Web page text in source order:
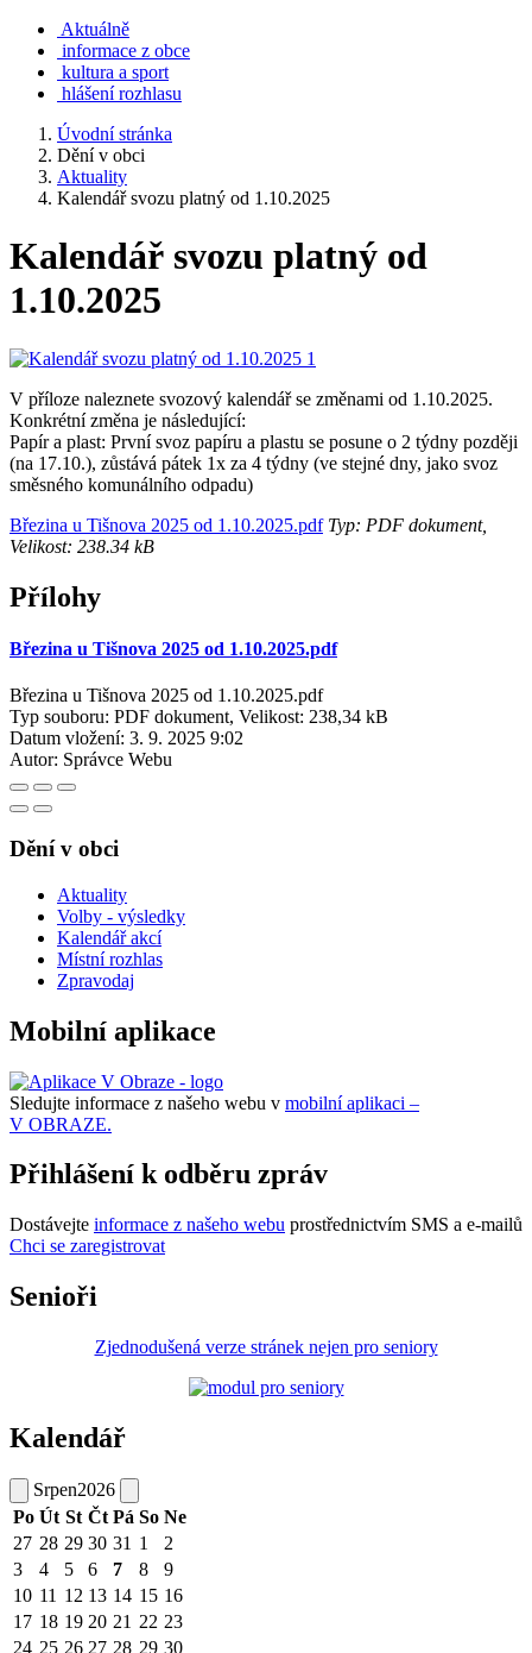
Aktuálně
informace z obce
kultura a sport
hlášení rozhlasu
Úvodní stránka
Dění v obci
Aktuality
Kalendář svozu platný od 1.10.2025
Kalendář svozu platný od
1.10.2025
V příloze naleznete svozový kalendář se změnami od 1.10.2025.
Konkrétní změna je následující:
Papír a plast: První svoz papíru a plastu se posune o 2 týdny později
(na 17.10.), zůstává pátek 1x za 4 týdny (ve stejné dny, jako svoz
směsného komunálního odpadu)
Březina u Tišnova 2025 od 1.10.2025.pdfTyp: PDF dokument,
Velikost: 238.34 kB
Přílohy
Březina u Tišnova 2025 od 1.10.2025.pdf
Březina u Tišnova 2025 od 1.10.2025.pdf
Typ souboru: PDF dokument, Velikost: 238,34 kB
Datum vložení: 3. 9. 2025 9:02
Autor: Správce Webu
Dění v obci
Aktuality
Volby - výsledky
Kalendář akcí
Místní rozhlas
Zpravodaj
Mobilní aplikace
Sledujte informace z našeho webu v mobilní aplikaci –
V OBRAZE.
Přihlášení k odběru zpráv
Dostávejte informace z našeho webu prostřednictvím SMS a e-mailů
Chci se zaregistrovat
Senioři
Zjednodušená verze stránek nejen pro seniory
Kalendář
Srpen2026
Po Út St Čt Pá So Ne
27 28 29 30 31 1
2
3
4 5 6 7 8
9
10 11 12 13 14 15 16
17 18 19 20 21 22 23
24 25 26 27 28 29 30